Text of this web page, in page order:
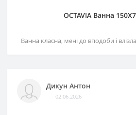
OCTAVIA Ванна
Ванна класна, мені до вподоби і
Дикун Антон
02.06.2026